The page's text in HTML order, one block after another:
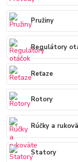
Pružiny
Regulátory
Reťaze
Rotory
Rúčky a
Statory